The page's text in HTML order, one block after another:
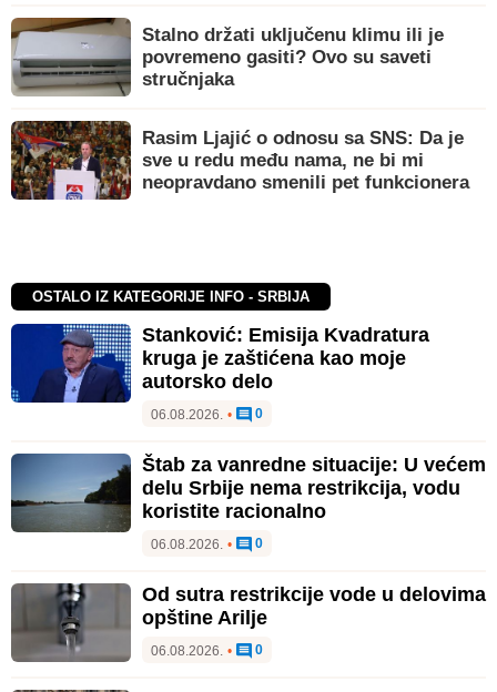
Stalno držati uključenu klimu ili je
povremeno gasiti? Ovo su saveti
stručnjaka
Rasim Ljajić o odnosu sa SNS: Da je
sve u redu među nama, ne bi mi
neopravdano smenili pet funkcionera
OSTALO IZ KATEGORIJE INFO - SRBIJA
Stanković: Emisija Kvadratura
kruga je zaštićena kao moje
autorsko delo
06.08.2026. • 0
Štab za vanredne situacije: U većem
delu Srbije nema restrikcija, vodu
koristite racionalno
06.08.2026. • 0
Od sutra restrikcije vode u delovima
opštine Arilje
06.08.2026. • 0